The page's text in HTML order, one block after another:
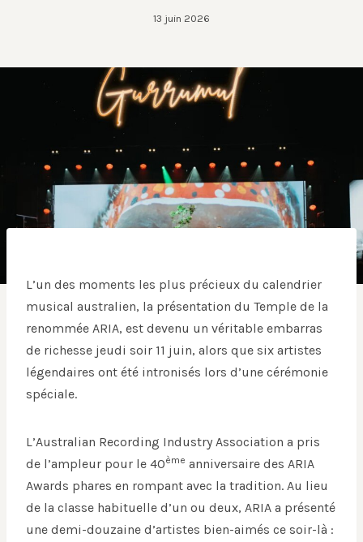
13 juin 2026
L’un des moments les plus précieux du calendrier
musical australien, la présentation du Temple de la
renommée ARIA, est devenu un véritable embarras
de richesse jeudi soir 11 juin, alors que six artistes
légendaires ont été intronisés lors d’une cérémonie
spéciale.
L’Australian Recording Industry Association a pris
de l’ampleur pour le 40ème anniversaire des ARIA
Awards phares en rompant avec la tradition. Au lieu
de la classe habituelle d’un ou deux, ARIA a présenté
une demi-douzaine d’artistes bien-aimés ce soir-là :